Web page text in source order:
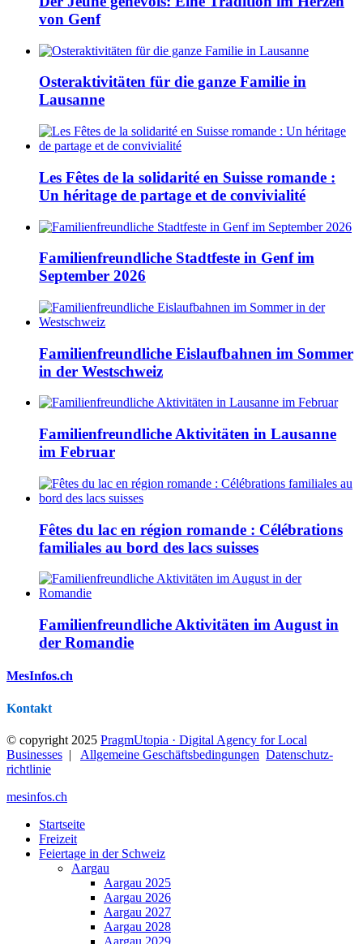
von Genf
Osteraktivitäten für die ganze Familie in
Lausanne
Les Fêtes de la solidarité en Suisse romande :
Un héritage de partage et de convivialité
Familienfreundliche Stadtfeste in Genf im
September 2026
Familienfreundliche Eislaufbahnen im Sommer
in der Westschweiz
Familienfreundliche Aktivitäten in Lausanne
im Februar
Fêtes du lac en région romande : Célébrations
familiales au bord des lacs suisses
Familienfreundliche Aktivitäten im August in
der Romandie
MesInfos.ch
Kontakt
© copyright 2025 PragmUtopia · Digital Agency for Local
Businesses | Allgemeine Geschäftsbedingungen Datenschutz­
richtlinie
mesinfos.ch
Startseite
Freizeit
Feiertage in der Schweiz
Aargau
Aargau 2025
Aargau 2026
Aargau 2027
Aargau 2028
Aargau 2029